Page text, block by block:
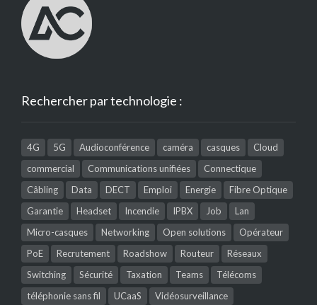
Rechercher par technologie :
4G 5G Audioconférence caméra casques
Cloud
commercial
Communications unifiées
Connectique
Câbling
Data DECT Emploi Energie
Fibre Optique
Garantie
Headset Incendie IPBX Job
Lan
Micro-casques
Networking Open solutions
Opérateur
PoE
Recrutement Roadshow Routeur
Réseaux
Switching
Sécurité Taxation Teams
Télécoms
téléphonie sans fil
UCaaS
Vidéosurveillance